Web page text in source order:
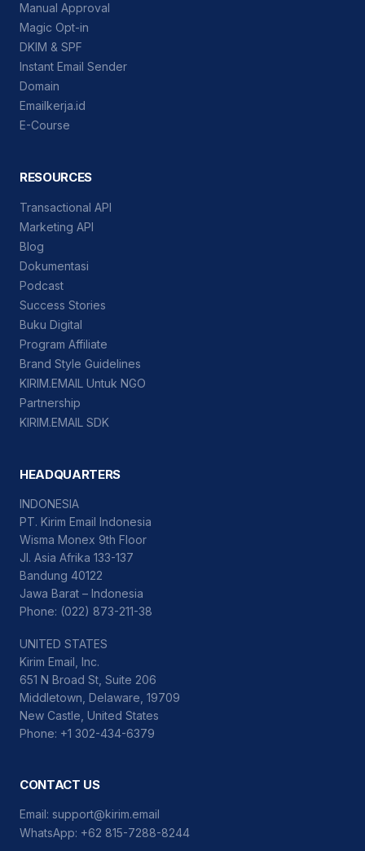
Manual Approval
Magic Opt-in
DKIM & SPF
Instant Email Sender
Domain
Emailkerja.id
E-Course
RESOURCES
Transactional API
Marketing API
Blog
Dokumentasi
Podcast
Success Stories
Buku Digital
Program Affiliate
Brand Style Guidelines
KIRIM.EMAIL Untuk NGO
Partnership
KIRIM.EMAIL SDK
HEADQUARTERS
INDONESIA
PT. Kirim Email Indonesia
Wisma Monex 9th Floor
Jl. Asia Afrika 133-137
Bandung 40122
Jawa Barat – Indonesia
Phone: (022) 873-211-38
UNITED STATES
Kirim Email, Inc.
651 N Broad St, Suite 206
Middletown, Delaware, 19709
New Castle, United States
Phone: +1 302-434-6379
CONTACT US
Email: support@kirim.email
WhatsApp: +62 815-7288-8244